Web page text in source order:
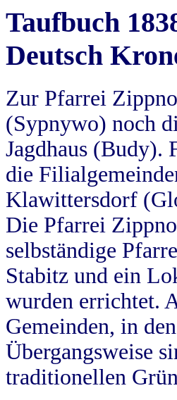
Taufbuch
Deutsch
Zur Pfarrei
(Sypnywo) noch
Jagdhaus (Budy).
die
Klawittersdorf
Die Pfarrei
selbständige
Stabitz und ein
wurden errichtet.
Gemeinden, in
Übergangsweise
traditionellen